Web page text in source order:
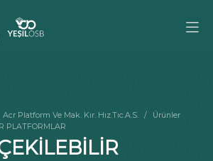
Acr Platform Ve Mak. Kır. Hız.Tıc.A.S.
Ürünler
PLATFORMLAR